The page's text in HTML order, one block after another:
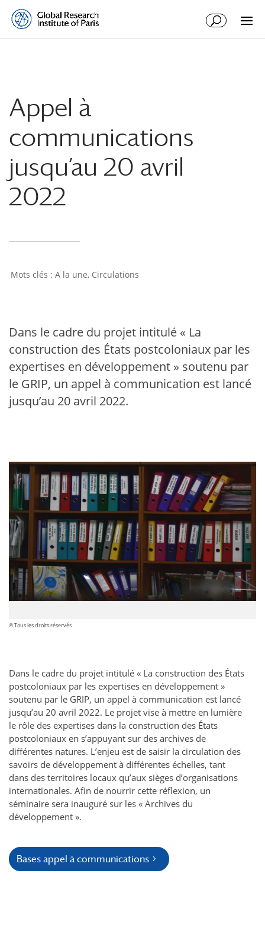
Appel à
communications
jusqu’au 20 avril
2022
A la une, Circulations
Dans le cadre du projet intitulé « La
construction des États postcoloniaux par les
expertises en développement » soutenu par
le GRIP, un appel à communication est lancé
jusqu’au 20 avril 2022.
© Tous les droits réservés
Dans le cadre du projet intitulé « La construction des États
postcoloniaux par les expertises en développement »
soutenu par le GRIP, un appel à communication est lancé
jusqu’au 20 avril 2022. Le projet vise à mettre en lumière
le rôle des expertises dans la construction des États
postcoloniaux en s’appuyant sur des archives de
différentes natures. L’enjeu est de saisir la circulation des
savoirs de développement à différentes échelles, tant
dans des territoires locaux qu’aux sièges d’organisations
internationales. Afin de nourrir cette réflexion, un
séminaire sera inauguré sur les « Archives du
développement ».
Bases appel à communications